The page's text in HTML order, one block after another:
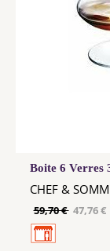
Boite 6 Verres
CHEF &
59,70 € 47,76 €